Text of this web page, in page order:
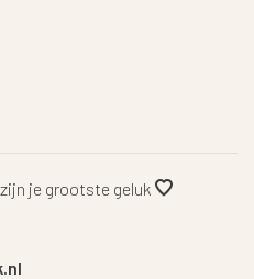
zijn je grootste geluk